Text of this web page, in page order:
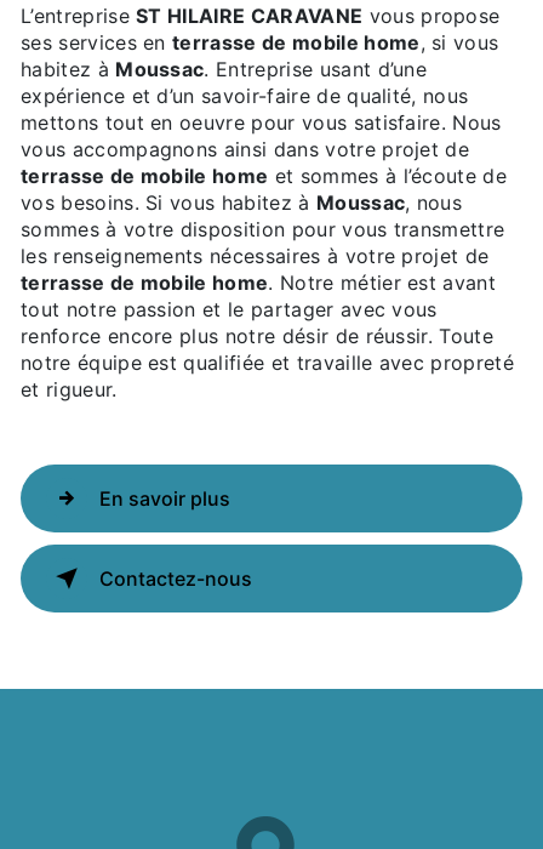
L’entrepriseST HILAIRE CARAVANE vous propose
ses services enterrasse de mobile home, si vous
habitez à Moussac. Entreprise usant d’une
expérience et d’un savoir-faire de qualité, nous
mettons tout en oeuvre pour vous satisfaire. Nous
vous accompagnons ainsi dans votre projet de
terrasse de mobile home et sommes à l’écoute de
vos besoins. Si vous habitez à Moussac, nous
sommes à votre disposition pour vous transmettre
les renseignements nécessaires à votre projet de
terrasse de mobile home. Notre métier est avant
tout notre passion et le partager avec vous
renforce encore plus notre désir de réussir. Toute
notre équipe est qualifiée et travaille avec propreté
et rigueur.
En savoir plus
Contactez-nous